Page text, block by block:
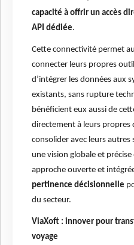
capacité à offrir un accès
API dédiée.
Cette connectivité permet
connecter leurs propres
d’intégrer les données aux
existants, sans rupture
bénéficient eux aussi de
directement à leurs propres
consolider avec leurs
une vision globale et
approche ouverte et
pertinence décisionnelle
du secteur.
ViaXoft : innover pour
voyage